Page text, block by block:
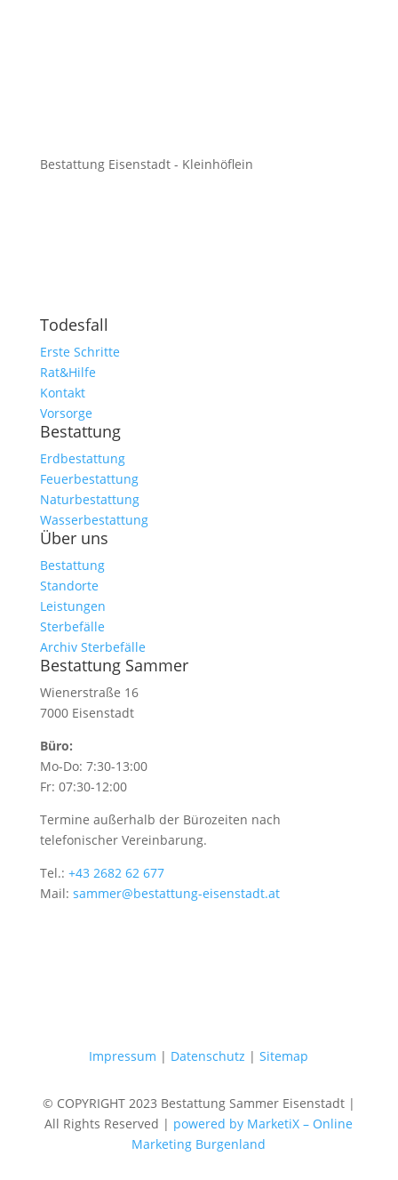
Bestattung Eisenstadt - Kleinhöflein
Todesfall
Erste Schritte
Rat&Hilfe
Kontakt
Vorsorge
Bestattung
Erdbestattung
Feuerbestattung
Naturbestattung
Wasserbestattung
Über uns
Bestattung
Standorte
Leistungen
Sterbefälle
Archiv Sterbefälle
Bestattung Sammer
Wienerstraße 16
7000 Eisenstadt
Büro:
Mo-Do: 7:30-13:00
Fr: 07:30-12:00
Termine außerhalb der Bürozeiten nach
telefonischer Vereinbarung.
Tel.: +43 2682 62 677
Mail: sammer@bestattung-eisenstadt.at
Impressum | Datenschutz |Sitemap
© COPYRIGHT 2023 Bestattung Sammer Eisenstadt |
All Rights Reserved | powered by MarketiX – Online
Marketing Burgenland